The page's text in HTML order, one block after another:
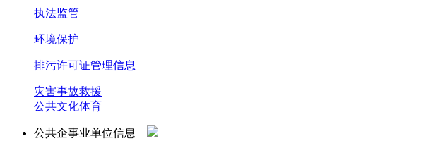
执法监管
环境保护
排污许可证管理信息
灾害事故救援
公共文化体育
公共企事业单位信息